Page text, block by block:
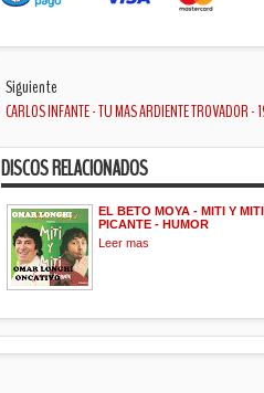
Siguiente
CARLOS INFANTE - TU MAS ARDIENTE TROVADOR -
DISCOS RELACIONADOS
EL BETO MOYA - MITI Y
PICANTE - HUMOR
Leer mas